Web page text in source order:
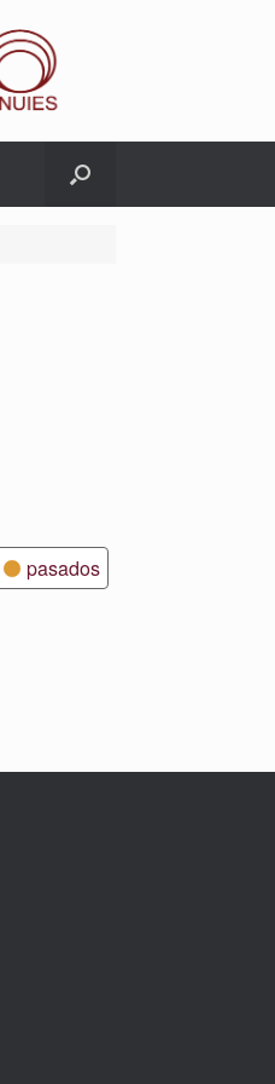
pasados